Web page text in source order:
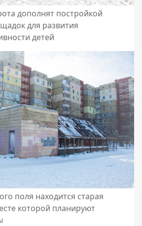
дополнят постройкой
для развития
детей
поля находится старая
которой планируют